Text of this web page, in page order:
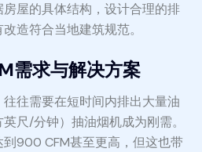
屋的具体结构，设计合理的排
造符合当地建筑规范。
需求与解决方案
往需要在短时间内排出大量油
尺/分钟）抽油烟机成为刚需。
900 CFM甚至更高，但这也带